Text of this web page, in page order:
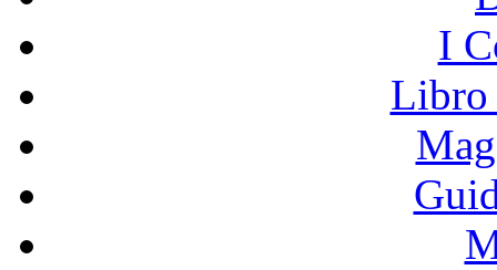
I
Libro